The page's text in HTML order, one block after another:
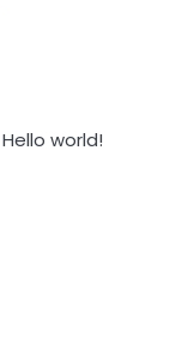
Hello world!